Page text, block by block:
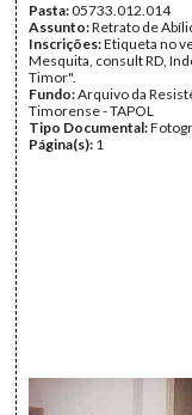
Pasta:05733.012.014
Assunto:Retrato de
Inscrições:Etiqueta no
Mesquita, consult RD,
Timor".
Fundo:Arquivo da
Timorense - TAPOL
Tipo Documental:
Página(s): 1